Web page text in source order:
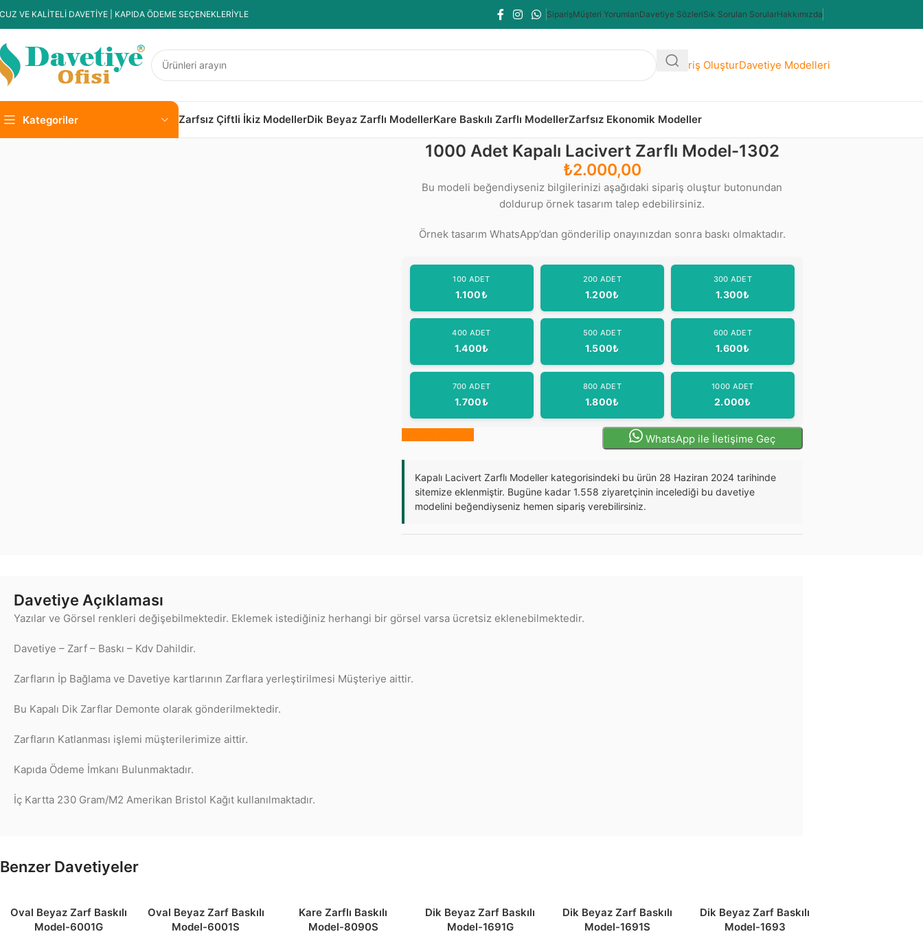
VE KALİTELİ DAVETİYE | KAPIDA ÖDEME SEÇENEKLERİYLE SiparişMüşteri YorumlarıDavetiye SözleriSık Sorulan SorularHakkımızda
Sipariş OluşturDavetiye Modelleri
Kategoriler Zarfsız Çiftli İkiz ModellerDik Beyaz Zarflı ModellerKare Baskılı Zarflı ModellerZarfsız Ekonomik Modeller
1000 Adet Kapalı Lacivert Zarflı Model-1302
₺2.000,00
Bu modeli beğendiyseniz bilgilerinizi aşağıdaki sipariş oluştur butonundan
doldurup örnek tasarım talep edebilirsiniz.
Örnek tasarım WhatsApp’dan gönderilip onayınızdan sonra baskı olmaktadır.
100 ADET
1.100₺
200 ADET
1.200₺
300 ADET
1.300₺
400 ADET
1.400₺
500 ADET
1.500₺
600 ADET
1.600₺
700 ADET
1.700₺
800 ADET
1.800₺
1000 ADET
2.000₺
WhatsApp ile İletişime Geç
Kapalı Lacivert Zarflı Modeller kategorisindeki bu ürün 28 Haziran 2024 tarihinde
sitemize eklenmiştir. Bugüne kadar 1.558 ziyaretçinin incelediği bu davetiye
modelini beğendiyseniz hemen sipariş verebilirsiniz.
Davetiye Açıklaması
Yazılar ve Görsel renkleri değişebilmektedir. Eklemek istediğiniz herhangi bir görsel varsa ücretsiz eklenebilmektedir.
Davetiye – Zarf – Baskı – Kdv Dahildir.
Zarfların İp Bağlama ve Davetiye kartlarının Zarflara yerleştirilmesi Müşteriye aittir.
Bu Kapalı Dik Zarflar Demonte olarak gönderilmektedir.
Zarfların Katlanması işlemi müşterilerimize aittir.
Kapıda Ödeme İmkanı Bulunmaktadır.
İç Kartta 230 Gram/M2 Amerikan Bristol Kağıt kullanılmaktadır.
Benzer Davetiyeler
Oval Beyaz Zarf Baskılı
Model-6001G
Oval Beyaz Zarf Baskılı
Model-6001S
Kare Zarflı Baskılı
Model-8090S
Dik Beyaz Zarf Baskılı
Model-1691G
Dik Beyaz Zarf Baskılı
Model-1691S
Dik Beyaz Zarf Baskılı
Model-1693